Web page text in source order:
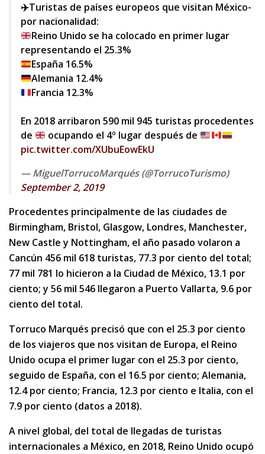
✈️Turistas de países europeos que visitan México-
por nacionalidad:
Reino Unido se ha colocado en primer lugar
representando el 25.3%
España 16.5%
Alemania 12.4%
Francia 12.3%
En 2018 arribaron 590 mil 945 turistas procedentes
de
ocupando el 4º lugar después de
pic.twitter.com/XUbuEowEkU
— MiguelTorrucoMarqués (@TorrucoTurismo)
September 2, 2019
Procedentes principalmente de las ciudades de
Birmingham, Bristol, Glasgow, Londres, Manchester,
New Castle y Nottingham, el año pasado volaron a
Cancún 456 mil 618 turistas, 77.3 por ciento del total;
77 mil 781 lo hicieron a la Ciudad de México, 13.1 por
ciento; y 56 mil 546 llegaron a Puerto Vallarta, 9.6 por
ciento del total.
Torruco Marqués precisó que con el 25.3 por ciento
de los viajeros que nos visitan de Europa, el Reino
Unido ocupa el primer lugar con el 25.3 por ciento,
seguido de España, con el 16.5 por ciento; Alemania,
12.4 por ciento; Francia, 12.3 por ciento e Italia, con el
7.9 por ciento (datos a 2018).
A nivel global, del total de llegadas de turistas
internacionales a México, en 2018, Reino Unido ocupó